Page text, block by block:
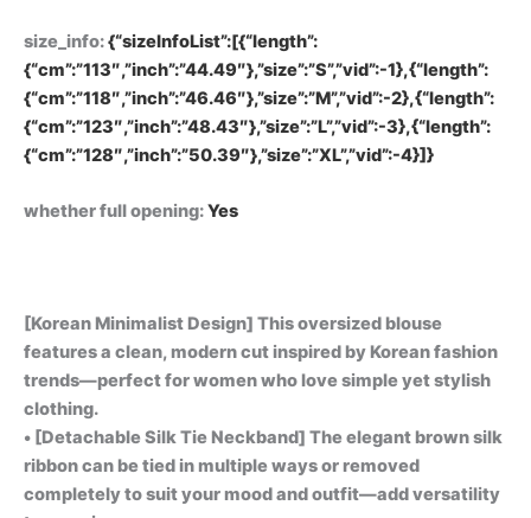
size_info:{“sizeInfoList”:[{“length”:
{“cm”:”113″,”inch”:”44.49″},”size”:”S”,”vid”:-1},{“length”:
{“cm”:”118″,”inch”:”46.46″},”size”:”M”,”vid”:-2},{“length”:
{“cm”:”123″,”inch”:”48.43″},”size”:”L”,”vid”:-3},{“length”:
{“cm”:”128″,”inch”:”50.39″},”size”:”XL”,”vid”:-4}]}
whether full opening:Yes
[Korean Minimalist Design] This oversized blouse
features a clean, modern cut inspired by Korean fashion
trends—perfect for women who love simple yet stylish
clothing.
• [Detachable Silk Tie Neckband] The elegant brown silk
ribbon can be tied in multiple ways or removed
completely to suit your mood and outfit—add versatility